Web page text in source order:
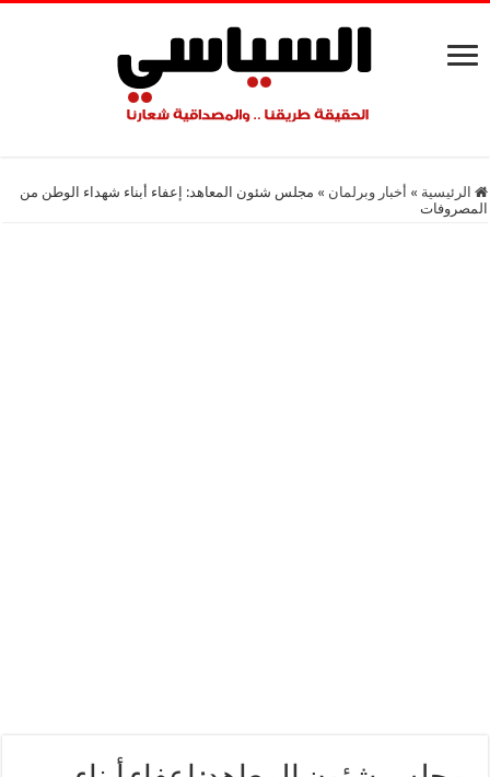
الرئيسية » أخبار وبرلمان » مجلس شئون المعاهد: إعفاء أبناء شهداء الوطن من
المصروفات